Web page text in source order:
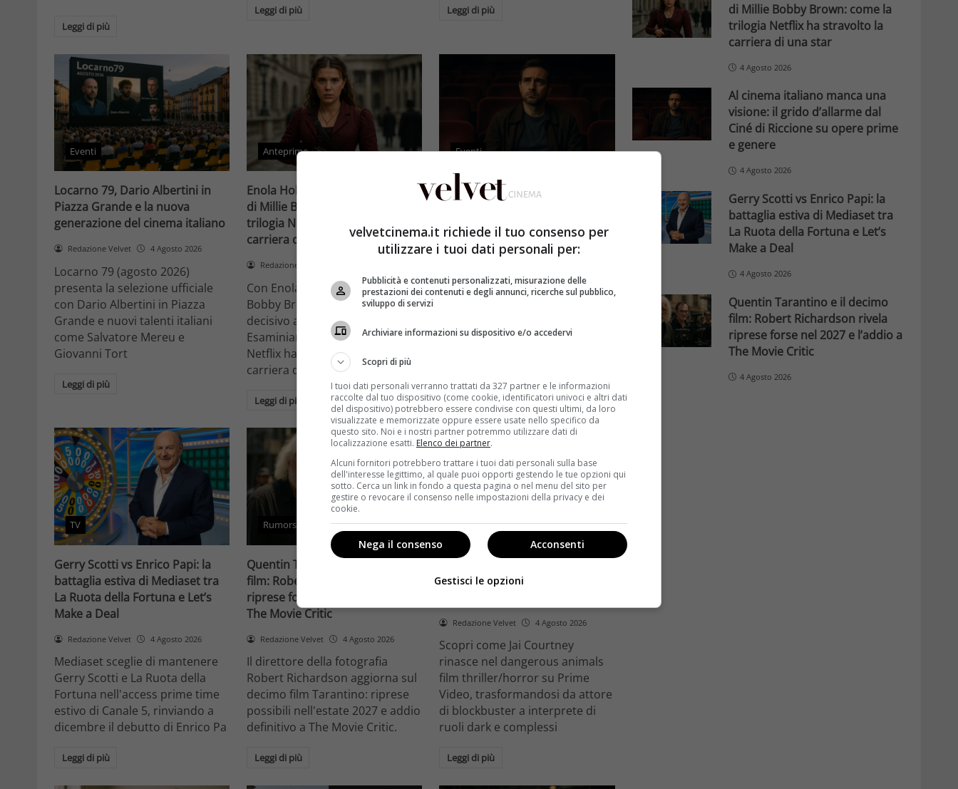
Leggi di più
Leggi di più Leggi di più
Eventi
Locarno 79, Dario Albertini in
Piazza Grande e la nuova
generazione del cinema italiano
Redazione Velvet 4 Agosto 2026
Locarno 79 (agosto 2026)
presenta la selezione ufficiale
con Dario Albertini in Piazza
Grande e nuovi talenti italiani
come Salvatore Mereu e
Giovanni Tort
Leggi di più
Anteprime
Enola Holmes 3 e il grande salto
di Millie Bobby Brown: come la
trilogia Netflix ha stravolto la
carriera di una star
Redazione Velvet
Con Enola Holmes 3, Millie
Bobby Brown compie un salto
decisivo a Hollywood.
Esaminiamo come la trilogia
Netflix ha trasformato la sua
carriera da attrice
Leggi di più
Eventi
Al cinema italiano manca una
Ciné di Riccione su opere prime
e genere
Il cinema italiano opere prime
ricambio generazionale e
Leggi di più
TV
Gerry Scotti vs Enrico Papi: la
battaglia estiva di Mediaset tra
La Ruota della Fortuna e Let’s
Make a Deal
Redazione Velvet 4 Agosto 2026
Mediaset sceglie di mantenere
Gerry Scotti e La Ruota della
Fortuna nell'access prime time
estivo di Canale 5, rinviando a
dicembre il debutto di Enrico Pa
Leggi di più
Rumors
Quentin Tarantino e il decimo
film: Robert Richardson rivela
riprese forse nel 2027 e l’addio a
The Movie Critic
Redazione Velvet 4 Agosto 2026
Il direttore della fotografia
Robert Richardson aggiorna sul
decimo film Tarantino: riprese
possibili nell'estate 2027 e addio
definitivo a The Movie Critic.
Leggi di più
Anteprime
Dangerous Animals su Prime
Redazione Velvet 4 Agosto 2026
Scopri come Jai Courtney
rinasce nel dangerous animals
film thriller/horror su Prime
Video, trasformandosi da attore
di blockbuster a interprete di
ruoli dark e complessi
Leggi di più
di Millie Bobby Brown: come la
trilogia Netflix ha stravolto la
carriera di una star
4 Agosto 2026
Al cinema italiano manca una
visione: il grido d’allarme dal
Ciné di Riccione su opere prime
e genere
4 Agosto 2026
Gerry Scotti vs Enrico Papi: la
battaglia estiva di Mediaset tra
La Ruota della Fortuna e Let’s
Make a Deal
4 Agosto 2026
Quentin Tarantino e il decimo
film: Robert Richardson rivela
riprese forse nel 2027 e l’addio a
The Movie Critic
4 Agosto 2026
velvetcinema.it richiede il tuo consenso per
utilizzare i tuoi dati personali per:
Pubblicità e contenuti personalizzati, misurazione delle
prestazioni dei contenuti e degli annunci, ricerche sul pubblico,
sviluppo di servizi
Archiviare informazioni su dispositivo e/o accedervi
Scopri di più
I tuoi dati personali verranno trattati da 327 partner e le informazioni
raccolte dal tuo dispositivo (come cookie, identificatori univoci e altri dati
del dispositivo) potrebbero essere condivise con questi ultimi, da loro
visualizzate e memorizzate oppure essere usate nello specifico da
questo sito. Noi e i nostri partner potremmo utilizzare dati di
localizzazione esatti. Elenco dei partner.
Alcuni fornitori potrebbero trattare i tuoi dati personali sulla base
dell'interesse legittimo, al quale puoi opporti gestendo le tue opzioni qui
sotto. Cerca un link in fondo a questa pagina o nel menu del sito per
gestire o revocare il consenso nelle impostazioni della privacy e dei
cookie.
Acconsenti
Nega il consenso
Gestisci le opzioni